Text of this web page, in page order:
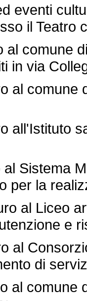
eventi
il Teatro
al comune
in via
al comune
all'Istituto
Sistema
per la
al Liceo
e
al
di
al comune